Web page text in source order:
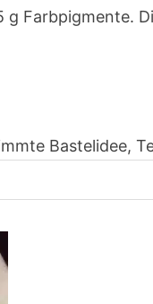
g Farbpigmente.
Bastelidee,
nach: